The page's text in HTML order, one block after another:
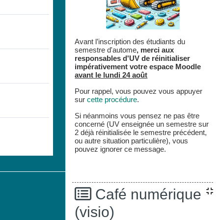
Avant l’inscription des étudiants du
semestre d'autome, merci aux
responsables d'UV de réinitialiser
impérativement votre espace Moodle
avant le lundi 24 août
Pour rappel, vous pouvez vous appuyer
surcette procédure.
Si néanmoins vous pensez ne pas être
concerné (UV enseignée un semestre sur
2 déjà réinitialisée le semestre précédent,
ou autre situation particulière), vous
pouvez ignorer ce message.
Café numérique
(visio)